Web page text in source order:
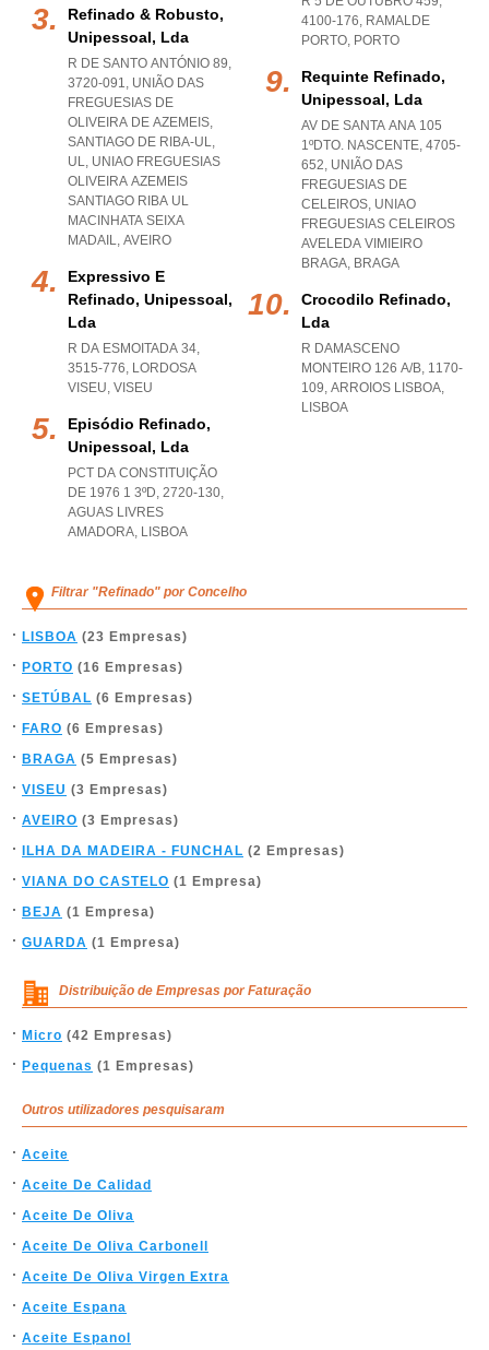
Refinado & Robusto,
Unipessoal, Lda
R DE SANTO ANTÓNIO 89,
3720-091, UNIÃO DAS
FREGUESIAS DE
OLIVEIRA DE AZEMEIS,
SANTIAGO DE RIBA-UL,
UL, UNIAO FREGUESIAS
OLIVEIRA AZEMEIS
SANTIAGO RIBA UL
MACINHATA SEIXA
MADAIL, AVEIRO
Expressivo E
Refinado, Unipessoal,
Lda
R DA ESMOITADA 34,
3515-776, LORDOSA
VISEU, VISEU
Episódio Refinado,
Unipessoal, Lda
PCT DA CONSTITUIÇÃO
DE 1976 1 3ºD, 2720-130,
AGUAS LIVRES
AMADORA, LISBOA
4100-176, RAMALDE
PORTO, PORTO
Requinte Refinado,
Unipessoal, Lda
AV DE SANTA ANA 105
1ºDTO. NASCENTE, 4705-
652, UNIÃO DAS
FREGUESIAS DE
CELEIROS, UNIAO
FREGUESIAS CELEIROS
AVELEDA VIMIEIRO
BRAGA, BRAGA
Crocodilo Refinado,
Lda
R DAMASCENO
MONTEIRO 126 A/B, 1170-
109, ARROIOS LISBOA,
LISBOA
Filtrar "Refinado" por Concelho
LISBOA (23 Empresas)
PORTO (16 Empresas)
SETÚBAL (6 Empresas)
FARO (6 Empresas)
BRAGA (5 Empresas)
VISEU (3 Empresas)
AVEIRO (3 Empresas)
ILHA DA MADEIRA - FUNCHAL (2 Empresas)
VIANA DO CASTELO (1 Empresa)
BEJA (1 Empresa)
GUARDA (1 Empresa)
Distribuição de Empresas por Faturação
Micro (42 Empresas)
Pequenas (1 Empresas)
Outros utilizadores pesquisaram
Aceite
Aceite De Calidad
Aceite De Oliva
Aceite De Oliva Carbonell
Aceite De Oliva Virgen Extra
Aceite Espana
Aceite Espanol